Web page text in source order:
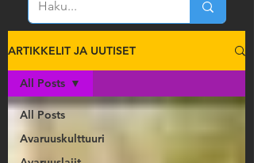
ARTIKKELIT JA UUTISET
All Posts
Avaruuskulttuuri
All Posts